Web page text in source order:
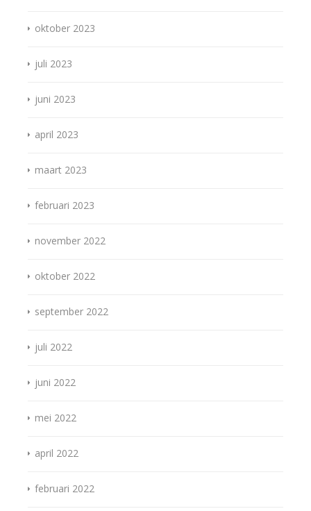
oktober 2023
juli 2023
juni 2023
april 2023
maart 2023
februari 2023
november 2022
oktober 2022
september 2022
juli 2022
juni 2022
mei 2022
april 2022
februari 2022